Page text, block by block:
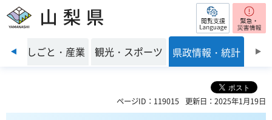
山梨県 閲覧支援
前のスライドを表示
境 しごと・産業 観光・スポーツ 県政情報・統計
ページID：119015 更新日：2025年1月19日